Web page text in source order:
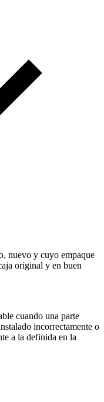
nuevo y cuyo empaque
original y en buen
cuando una parte
incorrectamente o
a la definida en la